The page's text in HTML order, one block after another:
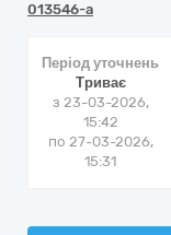
013546-a
Період уточнень
Триває
з 23-03-2026,
15:42
по 27-03-2026,
15:31